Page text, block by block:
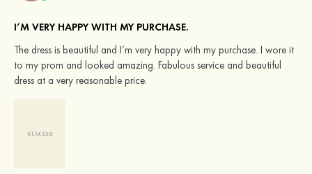
I’M VERY HAPPY WITH MY PURCHASE.
The dress is beautiful and I’m very happy with my purchase. I wore it
to my prom and looked amazing. Fabulous service and beautiful
dress at a very reasonable price.